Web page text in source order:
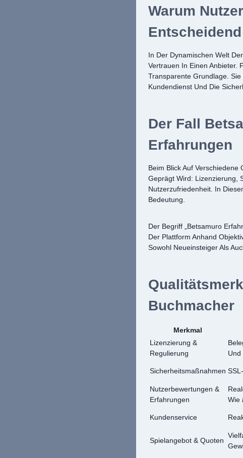
Warum
In Der Dynamischen Welt
Vertrauen In Einen Anbieter.
Transparente Grundlage.
Kundendienst Und Die
Der Fall
Erfahrungen
Beim Blick Auf
Geprägt Wird: Lizenzierung,
Nutzerzufriedenheit. In
Bedeutung.
Der Begriff „betsamuro
Der Plattform Anhand
Sowohl Neueinsteiger Als
Buchmacher
Merkmal
Lizenzierung &
Regulierung
Und
Sicherheitsmaßnahmen
Nutzerbewertungen &
Erfahrungen
Wie
Kundenservice
Spielangebot & Quoten